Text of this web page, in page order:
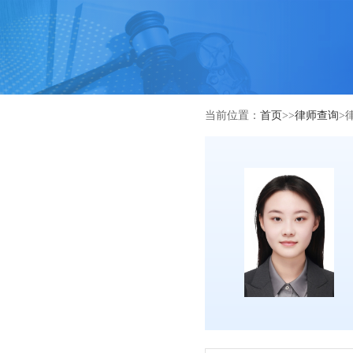
当前位置： 首页>>律师查询>